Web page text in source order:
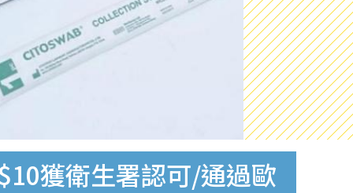
獲衛生署認可/通過歐